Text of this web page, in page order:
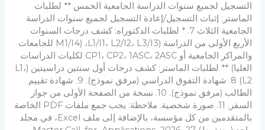
التسجيل لجميع سنوات الدراسة الجامعية الخمس ** لطلبات
الماستر: إثبات التسجيل/إعادة التسجيل لجميع سنوات الدراسة
الجامعية الثلاث 7. * لطلبات الدكتوراه: كشف درجات السنوات
الأربع الأولى من الدراسة (L1/I1، L2/I2، L3/I3، (M1/I4 للجامعات
والمراكز الجامعية أو CP1، CP2، 1ASC، 2ASC لكليات الدراسات
العليا) ** لطلبات الماستر: كشف درجات أول سنتين دراسيتين (L1،
L2) 8. شهادة التفوق الدراسي (مرفق نموذج). 9. شهادة تقييم
الطالب (مرفق نموذج). 10. نسخة من الصفحة الأولى من جواز
السفر. 11. صورة شخصية. ملاحظة: يجب جمع ملفات PDF الخاصة
بالمتقدمين من كل مؤسسة، بالإضافة إلى ملف Excel، في مجلد